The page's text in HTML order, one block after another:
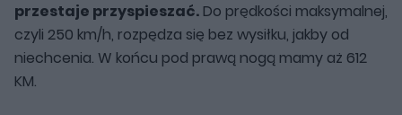
przestaje przyspieszać. Do prędkości maksymalnej,
czyli 250 km/h, rozpędza się bez wysiłku, jakby od
niechcenia. W końcu pod prawą nogą mamy aż 612
KM.